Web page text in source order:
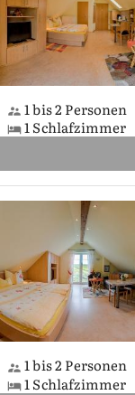
1 bis 2 Personen
1 Schlafzimmer
1 bis 2 Personen
1 Schlafzimmer